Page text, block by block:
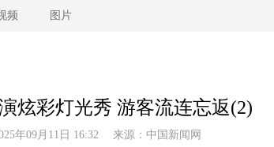
频 图片
炫彩灯光秀 游客流连忘返(2)
年09月11日 16:32 来源： 中国新闻网